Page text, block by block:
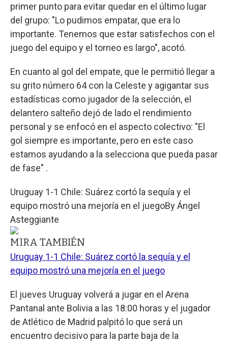
primer punto para evitar quedar en el último lugar
del grupo: "Lo pudimos empatar, que era lo
importante. Tenemos que estar satisfechos con el
juego del equipo y el torneo es largo", acotó.
En cuanto al gol del empate, que le permitió llegar a
su grito número 64 con la Celeste y agigantar sus
estadísticas como jugador de la selección, el
delantero salteño dejó de lado el rendimiento
personal y se enfocó en el aspecto colectivo: "El
gol siempre es importante, pero en este caso
estamos ayudando a la selecciona que pueda pasar
de fase" .
Uruguay 1-1 Chile: Suárez cortó la sequía y el
equipo mostró una mejoría en el juegoByÁngel
Asteggiante
MIRA TAMBIÉN
Uruguay 1-1 Chile: Suárez cortó la sequía y el
equipo mostró una mejoría en el juego
El jueves Uruguay volverá a jugar en el Arena
Pantanal ante Bolivia a las 18:00 horas y el jugador
de Atlético de Madrid palpitó lo que será un
encuentro decisivo para la parte baja de la